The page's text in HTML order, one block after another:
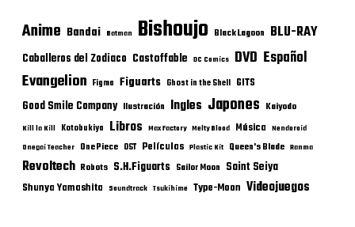
Anime Bandai Batman Bishoujo Black Lagoon BLU-RAY
Caballeros del Zodiaco Castoffable DC Comics DVD Español
Evangelion Figma Figuarts Ghost in the Shell GITS
Good Smile Company Ilustración Ingles Japones Kaiyodo
Kill la Kill Kotobukiya Libros Max Factory Melty Blood Música Nendoroid
Onegai Teacher One Piece OST Películas Plastic Kit Queen's Blade Ranma
Revoltech Robots S.H.Figuarts Sailor Moon Saint Seiya
Shunya Yamashita Soundtrack Tsukihime Type-Moon Videojuegos